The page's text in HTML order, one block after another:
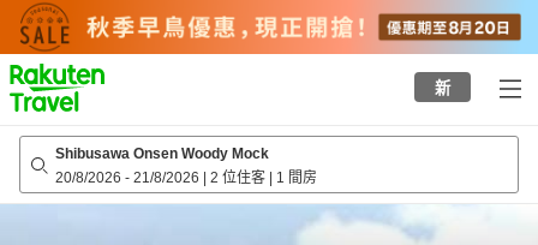
to
top
page
新
Shibusawa Onsen Woody Mock
20/8/2026 - 21/8/2026 | 2 位住客 | 1 間房